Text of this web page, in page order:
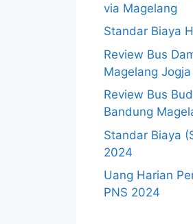
via Magelang
Standar Biaya
Review Bus
Magelang
Review Bus
Bandung
Standar Biaya
2024
Uang Harian
PNS 2024